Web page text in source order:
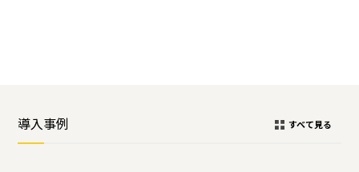
導入事例 すべて見る